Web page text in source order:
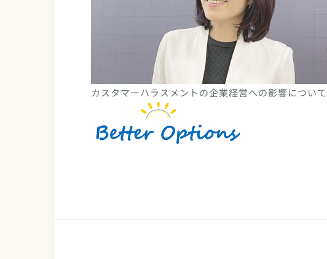
カスタマーハラスメントの企業経営への影響について